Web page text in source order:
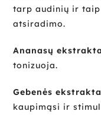
tarp audinių ir
atsiradimo.
Ananasų
tonizuoja.
Gebenės
kaupimąsi ir